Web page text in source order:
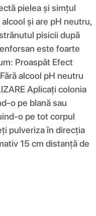
pielea și simțul
și are pH neutru,
pisicii după
este foarte
Proaspăt Efect
alcool pH neutru
Aplicați colonia
o pe blană sau
o pe tot corpul
pulveriza în direcția
15 cm distanță de